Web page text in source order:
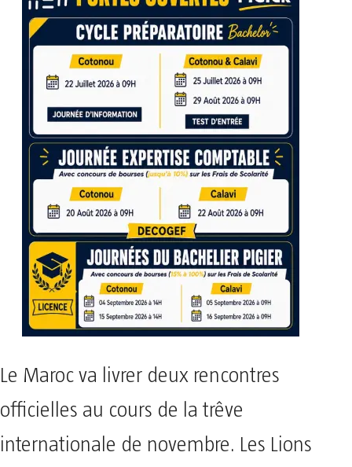
Le Maroc va livrer deux rencontres
officielles au cours de la trêve
internationale de novembre. Les Lions